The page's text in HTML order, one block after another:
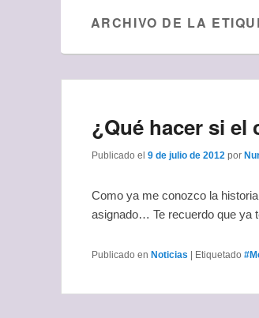
ARCHIVO DE LA
¿Qué hacer si
Publicado el 9 de julio de 2012 por
Como ya me conozco la
asignado… Te recuerdo que ya
Publicado en Noticias | Etiquetado